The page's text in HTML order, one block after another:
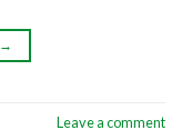
→
Leave a comment